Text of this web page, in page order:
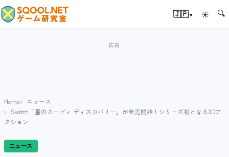
🇯🇵▾ ☀ 🔍
Home
ニュース
Switch「星のカービィ ディスカバリー」が発売開始！シリーズ初となる3Dア
クション
ニュース